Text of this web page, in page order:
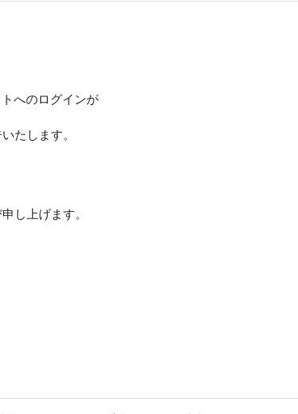
へのログインが
たします。
し上げます。